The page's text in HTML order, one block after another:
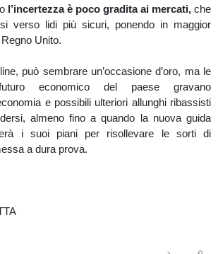
l’incertezza è poco gradita ai mercati, che
verso lidi più sicuri, ponendo in maggior
Unito.
può sembrare un’occasione d’oro, ma le
economico del paese gravano
e possibili ulteriori allunghi ribassisti
almeno fino a quando la nuova guida
i suoi piani per risollevare le sorti di
a dura prova.